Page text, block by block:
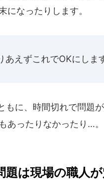
になったりします。
あえずこれでOKにしま
もに、時間切れで問題
あったりなかったり…。
題は現場の職人